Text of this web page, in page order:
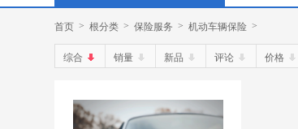
首页 > 根分类 > 保险服务 > 机动车辆保险 >
综合 销量 新品 评论 价格